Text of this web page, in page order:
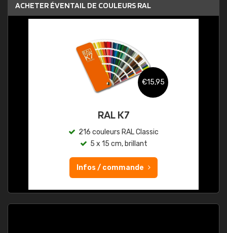
ACHETER ÉVENTAIL DE COULEURS RAL
€15,95
RAL K7
216 couleurs RAL Classic
5 x 15 cm, brillant
Infos / commande